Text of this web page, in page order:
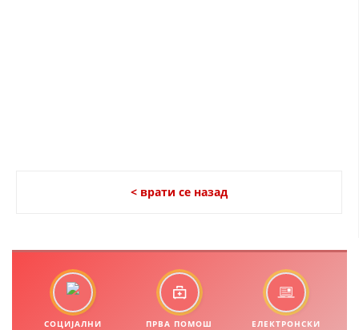
ИСТРАЖУВАЊЕ НА ЈАВНО МИСЛЕЊЕ
МЕЃУНАРОДНА СОРАБОТКА
< врати се назад
СОЦИЈАЛНИ
ПРВА ПОМОШ
ЕЛЕКТРОНСКИ